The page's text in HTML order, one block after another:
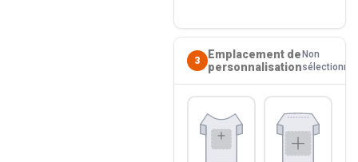
3
Emplacement de
personnalisation
Non
sélectionné